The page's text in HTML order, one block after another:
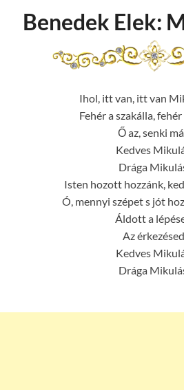
Benedek Elek:
Ihol, itt van, itt van
Fehér a szakálla,
Ő az, senki
Kedves
Drága
Isten hozott hozzánk,
Ó, mennyi szépet s jót
Áldott a
Az
Kedves
Drága